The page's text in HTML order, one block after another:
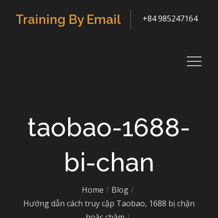
Training By Email +84 985247164
taobao-1688-
bi-chan
Home
Blog
Hướng dẫn cách truy cập Taobao, 1688 bị chặn